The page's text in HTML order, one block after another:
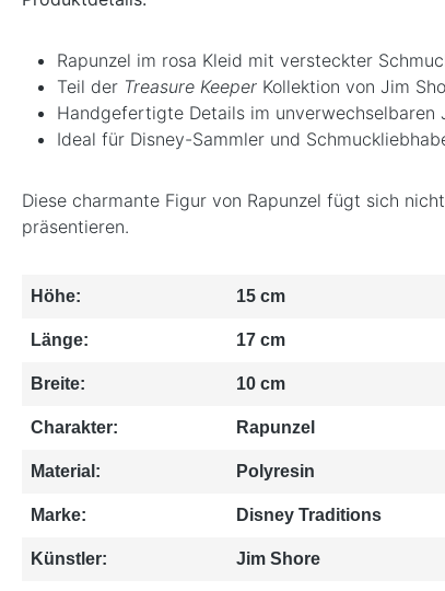
Rapunzel im rosa Kleid mit versteckter
Teil der Treasure Keeper Kollektion von Jim
Handgefertigte Details im unverwechselbaren
Ideal für Disney-Sammler und
Diese charmante Figur von Rapunzel fügt sich
präsentieren.
Höhe: 15 cm
Länge: 17 cm
Breite: 10 cm
Charakter: Rapunzel
Material: Polyresin
Marke: Disney Traditions
Künstler: Jim Shore